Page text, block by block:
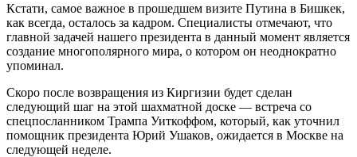
Кстати, самое важное в прошедшем визите Путина в Бишкек,
как всегда, осталось за кадром. Специалисты отмечают, что
главной задачей нашего президента в данный момент является
создание многополярного мира, о котором он неоднократно
упоминал.
Скоро после возвращения из Киргизии будет сделан
следующий шаг на этой шахматной доске — встреча со
спецпосланником Трампа Уиткоффом, который, как уточнил
помощник президента Юрий Ушаков, ожидается в Москве на
следующей неделе.